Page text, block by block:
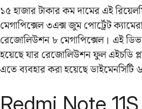
১৫ হাজার টাকার কম দামের এই
মেগাপিক্সেল ৩এক্স জুম পোর্ট্রেট
রেজোলিউশন ৮ মেগাপিক্সেল। এই
হয়েছে যার রেজোলিউশন ফুল এইচডি
এতে ব্যবহার করা হয়েছে ডাইমেনসিটি
Redmi Note 11S